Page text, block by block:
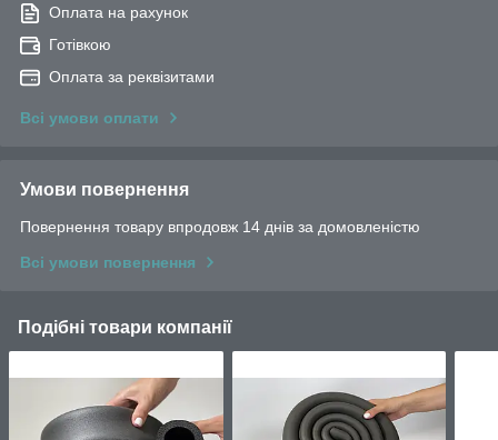
Оплата на рахунок
Готівкою
Оплата за реквізитами
Всі умови оплати
Умови повернення
Повернення товару впродовж 14 днів за домовленістю
Всі умови повернення
Подібні товари компанії